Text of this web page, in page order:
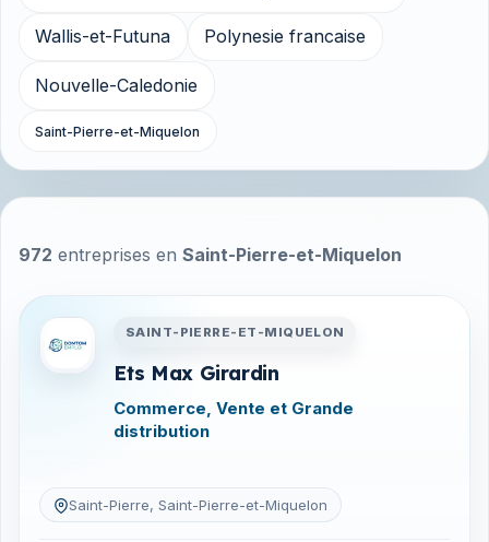
Wallis-et-Futuna Polynesie francaise
Nouvelle-Caledonie
Saint-Pierre-et-Miquelon
972 entreprises en Saint-Pierre-et-Miquelon
SAINT-PIERRE-ET-MIQUELON
Ets Max Girardin
Commerce, Vente et Grande
distribution
Saint-Pierre, Saint-Pierre-et-Miquelon